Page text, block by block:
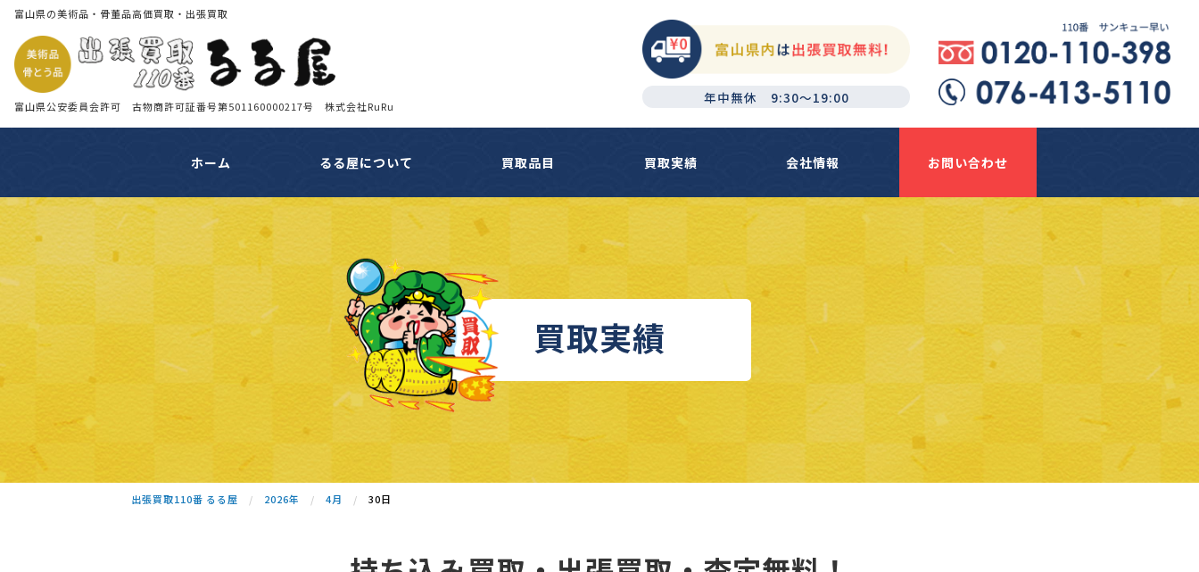
富山県の美術品・骨董品高価買取・出張買取
富山県公安委員会許可 古物商許可証番号第501160000217号 株式会社RuRu
年中無休 9:30～19:00
ホーム るる屋について 買取品目 買取実績 会社情報 お問い合わせ
買取実績
出張買取110番 るる屋 2026年 4月 30日